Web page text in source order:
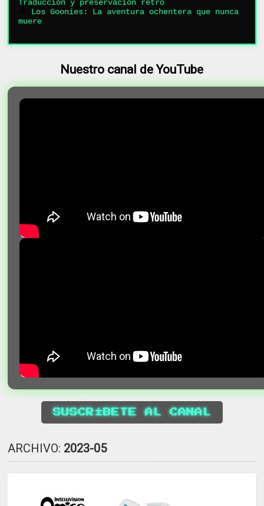
Traducción y preservación retro
Los Goonies: La aventura ochentera que nunca
muere
Nuestro canal de YouTube
SUSCRÍBETE AL CANAL
ARCHIVO: 2023-05